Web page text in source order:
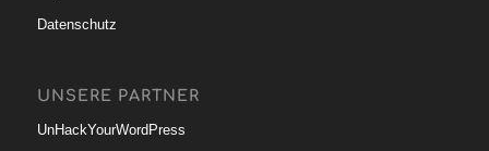
Datenschutz
UNSERE PARTNER
UnHackYourWordPress